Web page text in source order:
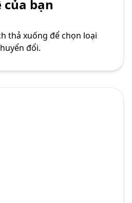
của bạn
thả xuống để chọn loại
đổi.